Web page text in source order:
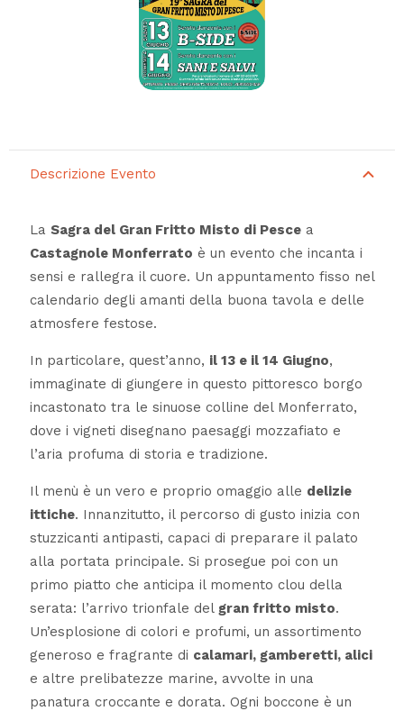
Descrizione Evento
La Sagra del Gran Fritto Misto di Pescea
Castagnole Monferrato è un evento che incanta i
sensi e rallegra il cuore. Un appuntamento fisso nel
calendario degli amanti della buona tavola e delle
atmosfere festose.
In particolare, quest’anno, il 13 e il 14 Giugno,
immaginate di giungere in questo pittoresco borgo
incastonato tra le sinuose colline del Monferrato,
dove i vigneti disegnano paesaggi mozzafiato e
l’aria profuma di storia e tradizione.
Il menù è un vero e proprio omaggio alle delizie
ittiche. Innanzitutto, il percorso di gusto inizia con
stuzzicanti antipasti, capaci di preparare il palato
alla portata principale. Si prosegue poi con un
primo piatto che anticipa il momento clou della
serata: l’arrivo trionfale del gran fritto misto.
Un’esplosione di colori e profumi, un assortimento
generoso e fragrante di calamari, gamberetti, alici
e altre prelibatezze marine, avvolte in una
panatura croccante e dorata. Ogni boccone è un